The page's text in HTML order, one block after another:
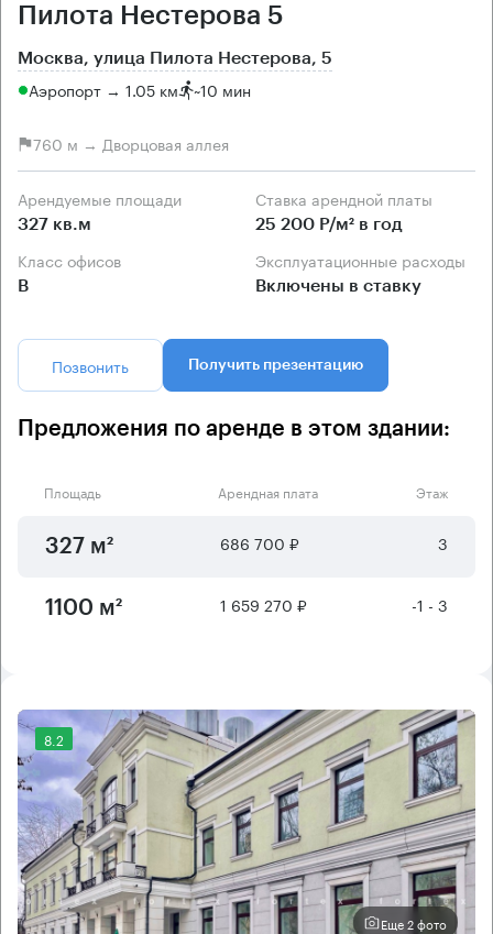
Пилота Нестерова 5
Москва, улица Пилота Нестерова, 5
Аэропорт → 1.05 км ~10 мин
760 м → Дворцовая аллея
Арендуемые площади
327 кв.м
Ставка арендной платы
25 200 Р/м² в год
Класс офисов
B
Эксплуатационные расходы
Включены в ставку
Позвонить Получить презентацию
Предложения по аренде в этом здании:
Площадь Арендная плата Этаж
327 м² 686 700 ₽ 3
1100 м² 1 659 270 ₽ -1 - 3
8.2
Еще 2 фото